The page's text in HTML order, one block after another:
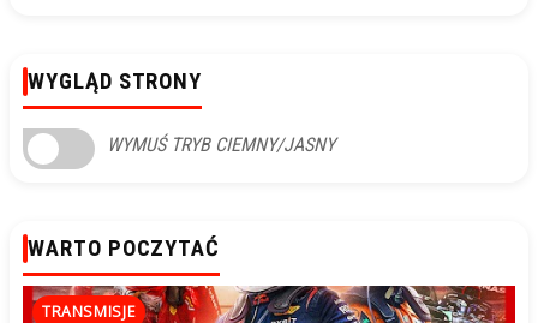
WYGLĄD STRONY
WYMUŚ TRYB CIEMNY/JASNY
WARTO POCZYTAĆ
TRANSMISJE